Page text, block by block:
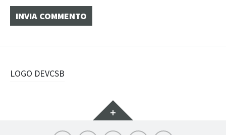
Navigazione
LOGO DEVCSB
Widget